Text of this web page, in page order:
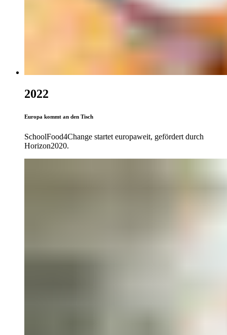
2022
Europa kommt an den Tisch
SchoolFood4Change startet europaweit, gefördert durch
Horizon2020.